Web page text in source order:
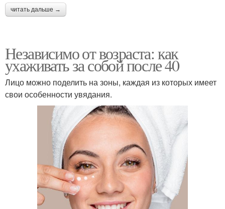
читать дальше →
Независимо от возраста: как
ухаживать за собой после 40
Лицо можно поделить на зоны, каждая из которых имеет
свои особенности увядания.